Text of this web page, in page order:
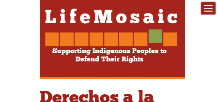
Supporting Indigenous Peoples to
Defend Their Rights
Derechos a la